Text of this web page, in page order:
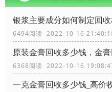
银浆主要成分如何制定回
6494阅读 2022-10-16
原装金膏回收多少钱，金
6368阅读 2022-10-16
一克金膏回收多少钱_高价